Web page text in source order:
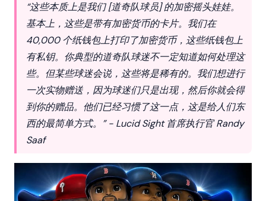
“这些本质上是我们 [道奇队球员] 的加密摇头娃娃。
基本上，这些是带有加密货币的卡片。我们在
40,000 个纸钱包上打印了加密货币，这些纸钱包上
有私钥。你典型的道奇队球迷不一定知道如何处理这
些。但某些球迷会说，这些将是稀有的。我们想进行
一次实物赠送，因为球迷们只是出现，然后你就会得
到你的赠品。他们已经习惯了这一点，这是给人们东
西的最简单方式。” - Lucid Sight 首席执行官 Randy
Saaf